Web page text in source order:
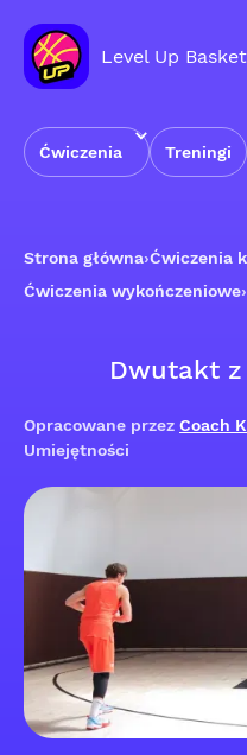
Level Up
Ćwiczenia Treningi
Strona główna›Ćwiczenia
Ćwiczenia wykończeniowe›
Dwutakt z
Opracowane przez Coach
Umiejętności